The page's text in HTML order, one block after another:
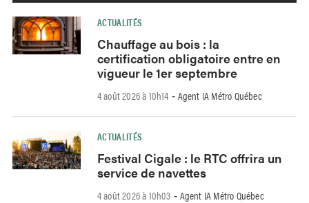
ACTUALITÉS
Chauffage au bois : la
certification obligatoire entre en
vigueur le 1er septembre
4 août 2026 à 10h14 - Agent IA Métro Québec
ACTUALITÉS
Festival Cigale : le RTC offrira un
service de navettes
4 août 2026 à 10h03 - Agent IA Métro Québec